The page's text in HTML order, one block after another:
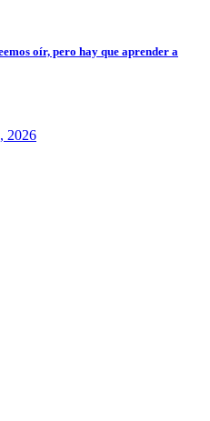
oír, pero hay que aprender a
2026